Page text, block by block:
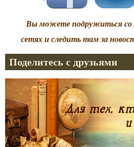
Вы можете подружиться со
сетях и следить там за
Поделитесь с друзьями